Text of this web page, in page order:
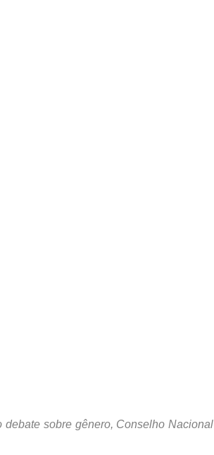
sobre gênero, Conselho Nacional